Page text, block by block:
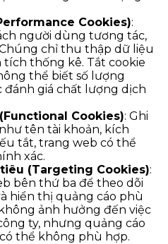
Cookies):
người dùng tương tác,
chỉ thu thập dữ liệu
tích thống kê. Tắt cookie
thể biết số lượng
đánh giá chất lượng dịch
Cookies): Ghi
tên tài khoản, kích
tắt, trang web có thể
xác.
(Targeting Cookies):
bên thứ ba để theo dõi
hiển thị quảng cáo phù
ảnh hưởng đến việc
ty, nhưng quảng cáo
thể không phù hợp.